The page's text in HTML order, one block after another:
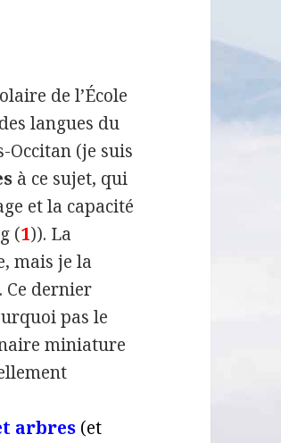
de l’École
langues du
Occitan (je suis
à ce sujet, qui
et la capacité
(1)). La
mais je la
. Ce dernier
pas le
miniature
arbres (et